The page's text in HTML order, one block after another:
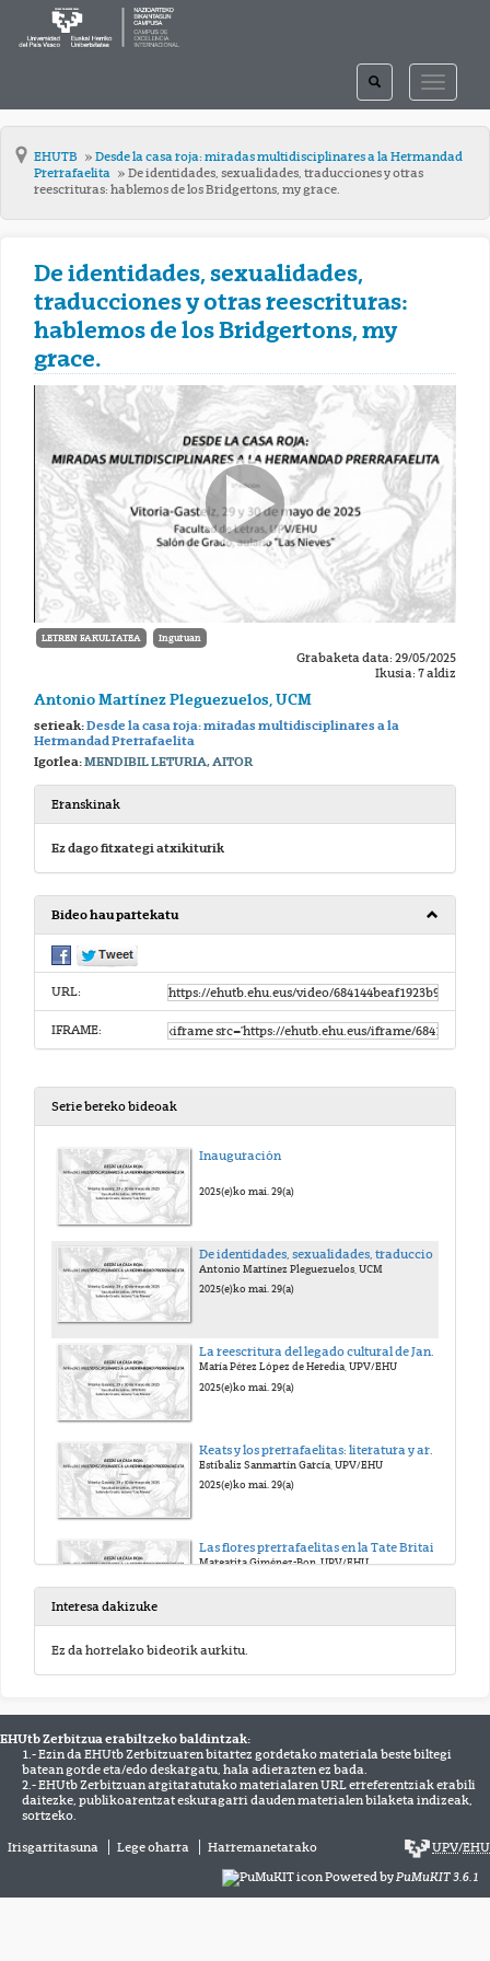
TOGGLE
TOGGLE
SEARCH
EHUTB
Desde la casa roja: miradas multidisciplinares a la Hermandad
Prerrafaelita
De identidades, sexualidades, traducciones y otras
reescrituras: hablemos de los Bridgertons, my grace.
De identidades, sexualidades,
traducciones y otras reescrituras:
hablemos de los Bridgertons, my
grace.
LETREN FAKULTATEA Inguruan
Grabaketa data: 29/05/2025
Ikusia: 7 aldiz
Antonio Martínez Pleguezuelos, UCM
serieak:Desde la casa roja: miradas multidisciplinares a la
Hermandad Prerrafaelita
Igorlea:MENDIBIL LETURIA, AITOR
Eranskinak
Ez dago fitxategi atxikiturik
Bideo hau partekatu
URL:
IFRAME:
Serie bereko bideoak
Inauguración
2025(e)ko mai. 29(a)
Antonio Martínez Pleguezuelos, UCM
2025(e)ko mai. 29(a)
La reescritura del legado cultural de Jane Austen desde la fotografía: Regency is still here!
María Pérez López de Heredia, UPV/EHU
2025(e)ko mai. 29(a)
Estíbaliz Sanmartín García, UPV/EHU
2025(e)ko mai. 29(a)
Las flores prerrafaelitas en la Tate Britain
Margarita Giménez-Bon, UPV/EHU
(Re)leer a Williams Morris
Alejandro Martínez Sobrino, UPV/EHU
2025(e)ko mai. 30(a)
Morrismanía: o los Prerrafaelitas en la era del simulacro
Miriam Borham-Puyal, USAL
2025(e)ko mai. 30(a)
Interesa dakizuke
Ez da horrelako bideorik aurkitu.
EHUtb Zerbitzua erabiltzeko baldintzak:
1.- Ezin da EHUtb Zerbitzuaren bitartez gordetako materiala beste biltegi
batean gorde eta/edo deskargatu, hala adierazten ez bada.
2.- EHUtb Zerbitzuan argitaratutako materialaren URL erreferentziak erabili
daitezke, publikoarentzat eskuragarri dauden materialen bilaketa indizeak,
sortzeko.
Irisgarritasuna Lege oharra Harremanetarako UPV/EHU
Powered byPuMuKIT 3.6.1